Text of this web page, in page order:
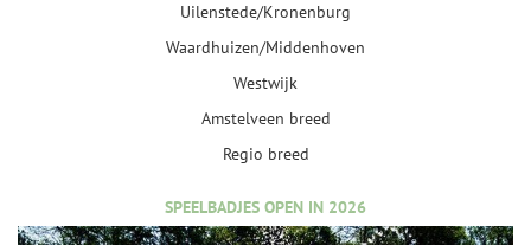
Uilenstede/Kronenburg
Waardhuizen/Middenhoven
Westwijk
Amstelveen breed
Regio breed
SPEELBADJES OPEN IN 2026